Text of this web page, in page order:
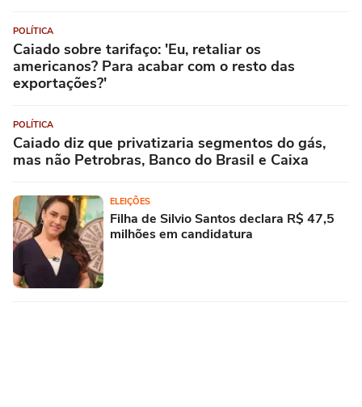
POLÍTICA
Caiado sobre tarifaço: 'Eu, retaliar os
americanos? Para acabar com o resto das
exportações?'
POLÍTICA
Caiado diz que privatizaria segmentos do gás,
mas não Petrobras, Banco do Brasil e Caixa
ELEIÇÕES
Filha de Silvio Santos declara R$ 47,5
milhões em candidatura